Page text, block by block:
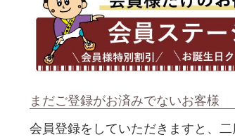
まだご登録がお済みでないお客様
会員登録をしていただきますと、